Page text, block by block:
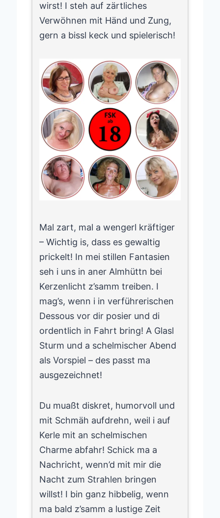
wirst! I steh auf zärtliches
Verwöhnen mit Händ und Zung,
gern a bissl keck und spielerisch!
Mal zart, mal a wengerl kräftiger
– Wichtig is, dass es gewaltig
prickelt! In mei stillen Fantasien
seh i uns in aner Almhüttn bei
Kerzenlicht z’samm treiben. I
mag’s, wenn i in verführerischen
Dessous vor dir posier und di
ordentlich in Fahrt bring! A Glasl
Sturm und a schelmischer Abend
als Vorspiel – des passt ma
ausgezeichnet!
Du muaßt diskret, humorvoll und
mit Schmäh aufdrehn, weil i auf
Kerle mit an schelmischen
Charme abfahr! Schick ma a
Nachricht, wenn’d mit mir die
Nacht zum Strahlen bringen
willst! I bin ganz hibbelig, wenn
ma bald z’samm a lustige Zeit